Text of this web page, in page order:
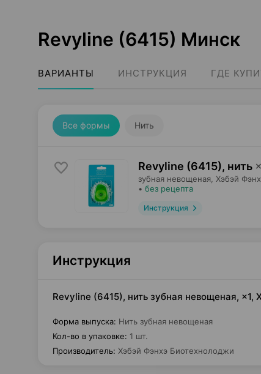
Revyline (6415) Минск
ВАРИАНТЫ ИНСТРУКЦИЯ ГДЕ
Все формы Нить
Revyline (6415), нить ×
зубная невощеная, Хэбэй
• без рецепта
Инструкция
Инструкция
Revyline (6415), нить зубная невощеная, ×1,
Форма выпуска: Нить зубная невощеная
Кол-во в упаковке: 1 шт.
Производитель: Хэбэй Фэнхэ Биотехнолоджи